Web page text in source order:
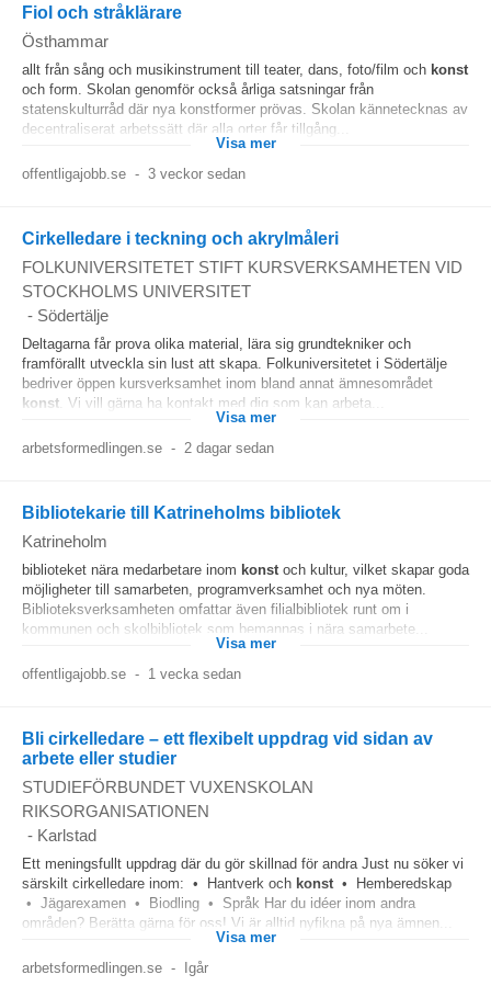
Fiol och stråklärare
Östhammar
allt från sång och musikinstrument till teater, dans, foto/film och konst
och form. Skolan genomför också årliga satsningar från
statenskulturråd där nya konstformer prövas. Skolan kännetecknas av
decentraliserat arbetssätt där alla orter får tillgång...
Visa mer
offentligajobb.se - 3 veckor sedan
Cirkelledare i teckning och akrylmåleri
FOLKUNIVERSITETET STIFT KURSVERKSAMHETEN VID
STOCKHOLMS UNIVERSITET
- Södertälje
Deltagarna får prova olika material, lära sig grundtekniker och
framförallt utveckla sin lust att skapa. Folkuniversitetet i Södertälje
bedriver öppen kursverksamhet inom bland annat ämnesområdet
konst . Vi vill gärna ha kontakt med dig som kan arbeta...
Visa mer
arbetsformedlingen.se - 2 dagar sedan
Bibliotekarie till Katrineholms bibliotek
Katrineholm
biblioteket nära medarbetare inom konstoch kultur, vilket skapar goda
möjligheter till samarbeten, programverksamhet och nya möten.
Biblioteksverksamheten omfattar även filialbibliotek runt om i
kommunen och skolbibliotek som bemannas i nära samarbete...
Visa mer
offentligajobb.se - 1 vecka sedan
Bli cirkelledare – ett flexibelt uppdrag vid sidan av
arbete eller studier
STUDIEFÖRBUNDET VUXENSKOLAN
RIKSORGANISATIONEN
- Karlstad
Ett meningsfullt uppdrag där du gör skillnad för andra Just nu söker vi
särskilt cirkelledare inom: • Hantverk och konst • Hemberedskap
• Jägarexamen • Biodling • Språk Har du idéer inom andra
områden? Berätta gärna för oss! Vi är alltid nyfikna på nya ämnen...
Visa mer
arbetsformedlingen.se - Igår